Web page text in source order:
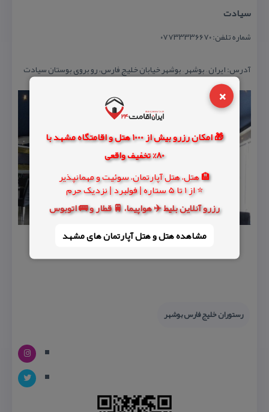
×
🎁 امکان رزرو بیش از 1000 هتل و اقامتگاه مشهد با
80% تخفیف واقعی
🏨 هتل، هتل آپارتمان، سوئیت و مهمانپذیر
⭐ از 1 تا 5 ستاره | فولبرد | نزدیک حرم
رزرو آنلاین بلیط ✈️ هواپیما، 🚆 قطار و 🚌 اتوبوس
مشاهده هتل و هتل‌ آپارتمان های مشهد
سیادت
شماره تلفن: ۰۷۷۳۳۳۳۶۶۷۰
آدرس: ایران – بوشهر – بوشهر خیابان خلیج فارس، رو بروی بوستان سیادت
رستوران خلیج فارس بوشهر